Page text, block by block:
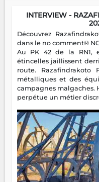
INTERVIEW -
Découvrez
dans le no comment®
Au PK 42 de la RN1,
étincelles jaillissent
route.
métalliques et des
campagnes malgaches.
perpétue un métier